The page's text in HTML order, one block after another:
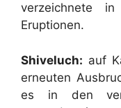
verzeichnete
Eruptionen.
Shiveluch: auf
erneuten
es in den